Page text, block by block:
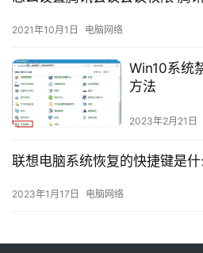
2021年10月1日 电脑网络
Win10系统
方法
2023年2月21日
联想电脑系统恢复的快捷键是什
2023年1月17日 电脑网络